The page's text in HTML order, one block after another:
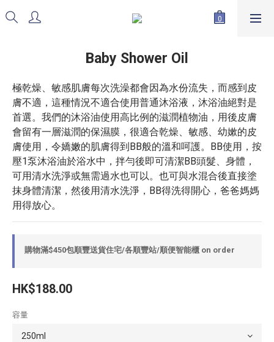
Baby Shower Oil
極乾燥、敏感肌膚每次洗澡都會因為水份流失，而感到皮
膚不適，這種情況不適合使用普通沐浴液，沐浴油絕對是
首選。我們的沐浴油使用高比例的滋潤植物油，用後皮膚
會留有一層滋潤的保濕膜，很適合乾燥、敏感、幼嫰的皮
膚使用，令嬌嫩的肌膚得到BB般的溫和呵護。BB使用，按
壓1泵沐浴油於浴水中，拌勻後即可清潔BB頭髮、身體，
可用清水洗淨或無需過水也可以。也可與水混合後直接塗
抹身體清潔，然後用清水洗淨，BB得洗得開心，爸爸媽媽
用得放心。
購物滿$450包順豐送貨住宅/各順豐站/順便智能櫃 on order
HK$188.00
容量